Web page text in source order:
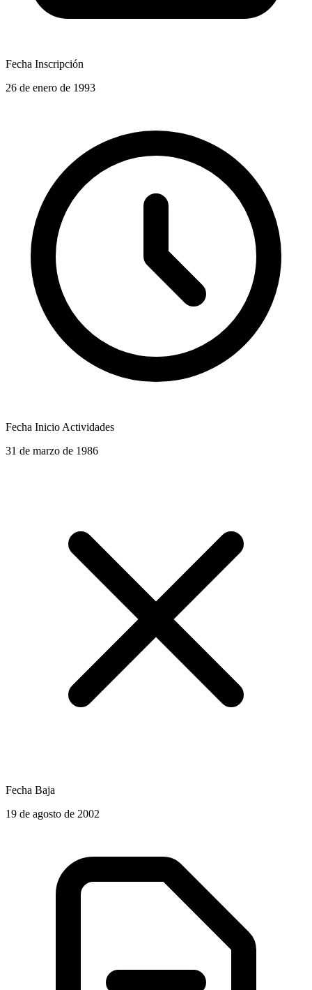
Fecha Inscripción
26 de enero de 1993
Fecha Inicio Actividades
31 de marzo de 1986
Fecha Baja
19 de agosto de 2002